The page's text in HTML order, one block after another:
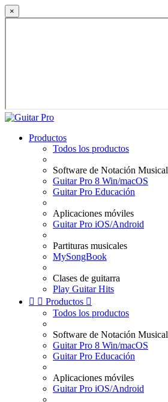
×
Productos
Todos los productos
Software de Notación Musical
Guitar Pro 8 Win/macOS
Guitar Pro Educación
Aplicaciones móviles
Guitar Pro iOS/Android
Partituras musicales
MySongBook
Clases de guitarra
Play Guitar Hits
  Productos 
Todos los productos
Software de Notación Musical
Guitar Pro 8 Win/macOS
Guitar Pro Educación
Aplicaciones móviles
Guitar Pro iOS/Android